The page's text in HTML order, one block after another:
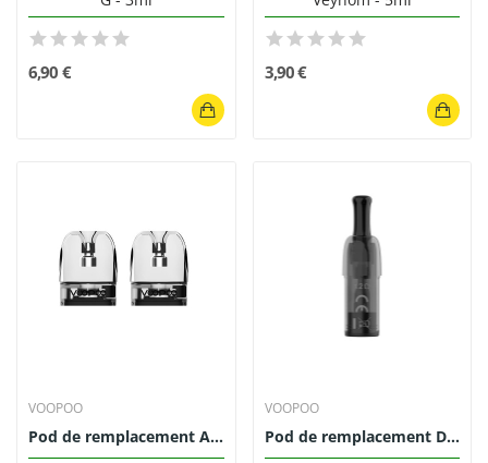
6,90 € 3,90 €
VOOPOO
Pod de remplacement Argus Voopoo 2ml (pack de 2)
VOOPOO
Pod de remplacement Doric Galaxy 1.2ohm Voopoo